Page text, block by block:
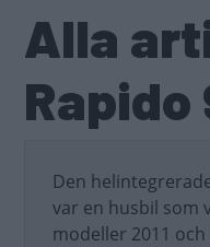
Alla
Rapido
Den
var en husbil som
modeller 2011